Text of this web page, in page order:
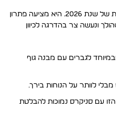
גזרת הטייפר היא ללא ספק הכוכבת של שנת 2026. היא מציעה פתרון
ונעשה צר בהדרגה לכיוון
לגברים עם מבנה גוף
מבלי לוותר על הנוחות בירך.
עם סניקרס נמוכות להבלטת